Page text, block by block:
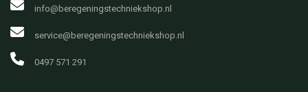
info@beregeningstechniekshop.nl
service@beregeningstechniekshop.nl
0497 571 291